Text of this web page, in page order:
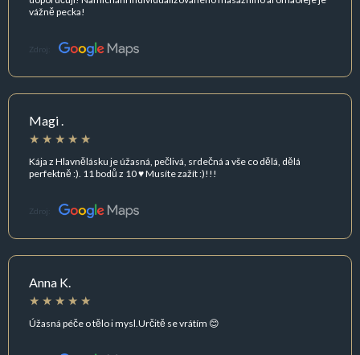
vážně pecka!
Zdroj:
Magi .
Kája z Hlavnělásku je úžasná, pečlivá, srdečná a vše co dělá, dělá
perfektně :). 11 bodů z 10 ♥ Musíte zažít :)!!!
Zdroj:
Anna K.
Úžasná péče o tělo i mysl.Určitě se vrátím 😊